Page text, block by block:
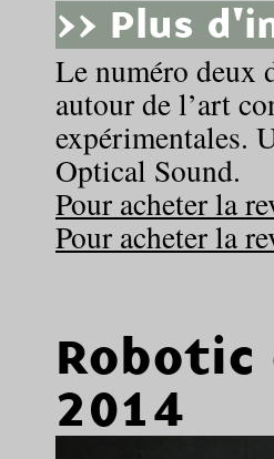
>> Plus
Le numéro deux
autour de l’art
expérimentales.
Optical Sound.
Pour acheter la
Pour acheter la
2014